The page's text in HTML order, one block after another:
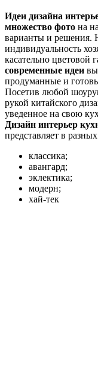
Идеи дизайна
множество фото на
варианты и решения.
индивидуальность
касательно цветовой
современные идеи
продуманные и
Посетив любой
рукой китайского
уведенное на свою
Дизайн интерьер
представляет в
классика;
авангард;
эклектика;
модерн;
хай-тек